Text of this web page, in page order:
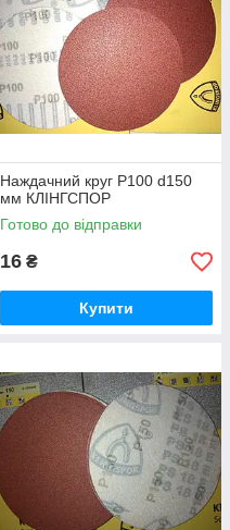
Наждачний круг P100 d150
мм КЛІНГСПОР
Готово до відправки
16 ₴
Купити